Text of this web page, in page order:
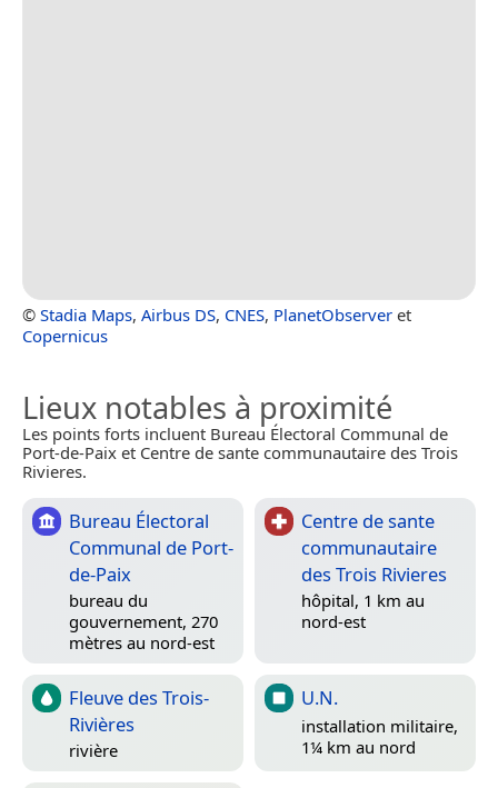
© Stadia Maps, Airbus DS, CNES, PlanetObserver et
Copernicus
Lieux notables à proximité
Les points forts incluent Bureau Électoral Communal de
Port-de-Paix et Centre de sante communautaire des Trois
Rivieres.
Bureau Électoral
Communal de Port-
de-Paix
bureau du
gouvernement, 270
mètres au nord-est
Centre de sante
communautaire
des Trois Rivieres
hôpital, 1 km au
nord-est
Fleuve des Trois-
Rivières
rivière
U.N.
installation militaire,
1¼ km au nord